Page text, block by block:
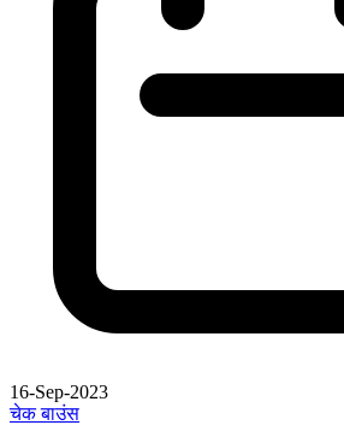
16-Sep-2023
चेक बाउंस